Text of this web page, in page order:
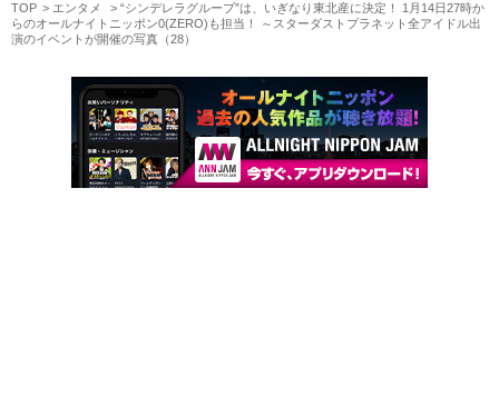
TOP エンタメ
“シンデレラグループ”は、いぎなり東北産に決定！ 1月14日27時か
らのオールナイトニッポン0(ZERO)も担当！ ～スターダストプラネット全アイドル出
演のイベントが開催の写真（28）